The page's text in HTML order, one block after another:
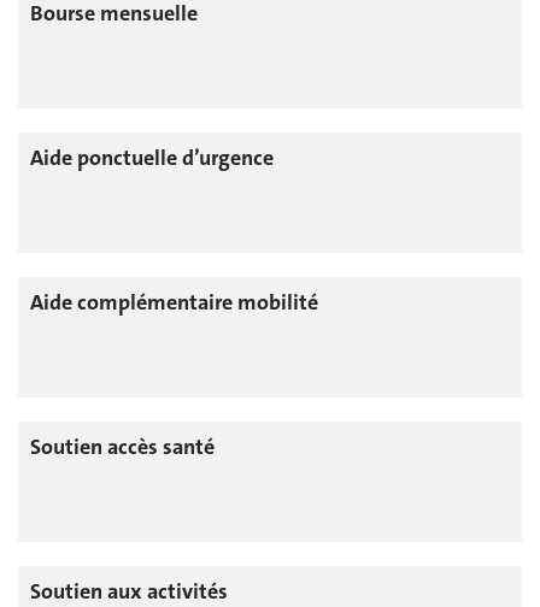
Bourse mensuelle
Aide ponctuelle d’urgence
Aide complémentaire mobilité
Soutien accès santé
Soutien aux activités